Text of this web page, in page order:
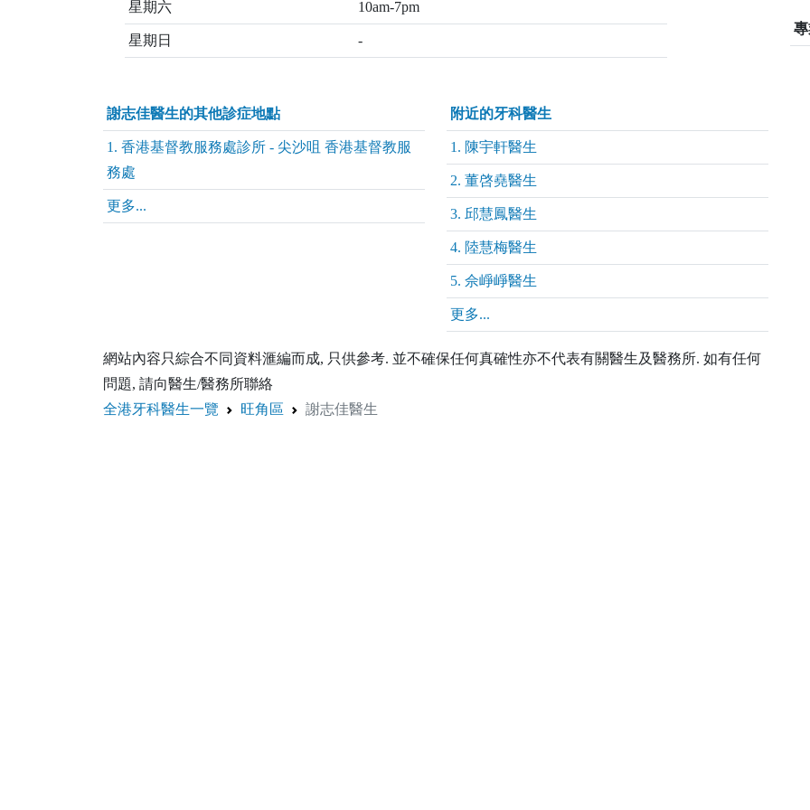
星期六 10am-7pm
星期日 -
謝志佳醫生的其他診症地點
1. 香港基督教服務處診所 - 尖沙咀 香港基督教服
務處
更多...
附近的牙科醫生
1. 陳宇軒醫生
2. 董啓堯醫生
3. 邱慧鳳醫生
4. 陸慧梅醫生
5. 佘崢崢醫生
更多...
網站內容只綜合不同資料滙編而成, 只供參考. 並不確保任何真確性亦不代表有關醫生及醫務所. 如有任何
問題, 請向醫生/醫務所聯絡
全港牙科醫生一覽 旺角區 謝志佳醫生